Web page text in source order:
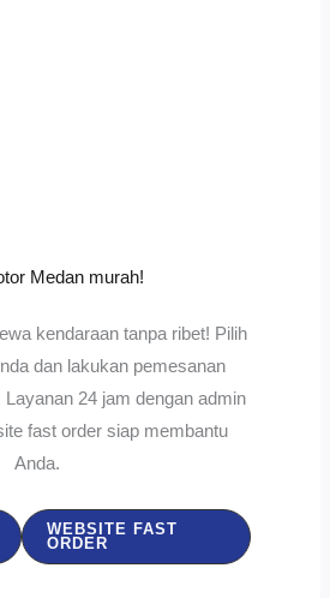
Medan murah!
kendaraan tanpa ribet! Pilih
dan lakukan pemesanan
24 jam dengan admin
fast order siap membantu
Anda.
WEBSITE FAST
ORDER